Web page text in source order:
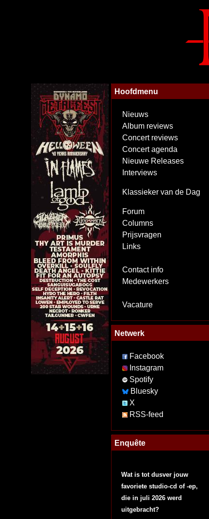
Hoofdmenu
Nieuws
Album reviews
Concert reviews
Concert agenda
Nieuwe Releases
Interviews
Klassieker van de Dag
Forum
Columns
Prijsvragen
Links
Contact info
Medewerkers
Vacature
Netwerk
Facebook
Instagram
Spotify
Bluesky
X
RSS-feed
Enquête
Wat is tot dusver jouw
favoriete studio-cd of -ep,
die in juli 2026 werd
uitgebracht?